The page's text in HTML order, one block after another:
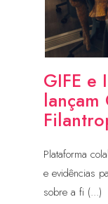
GIFE e
Plataforma
e evidências
sobre a fi (...)